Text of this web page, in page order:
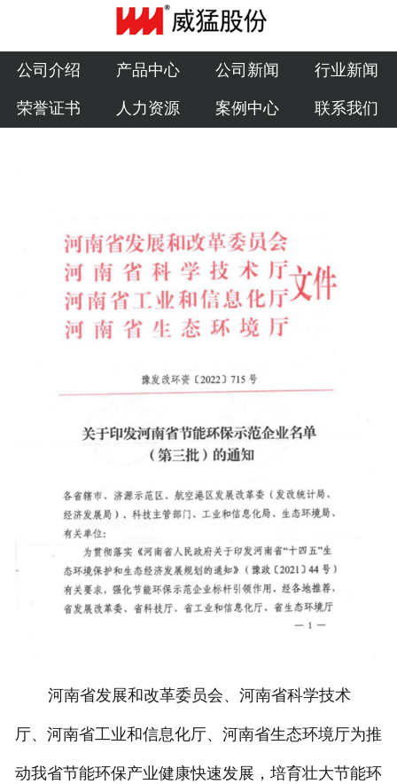
公司介绍
产品中心
公司新闻
人力资源
案例中心
联系我们
公司介绍 产品中心 公司新闻 行业新闻
荣誉证书 人力资源 案例中心 联系我们
河南省发展和改革委员会、河南省科学技术
厅、河南省工业和信息化厅、河南省生态环境厅为推
动我省节能环保产业健康快速发展，培育壮大节能环